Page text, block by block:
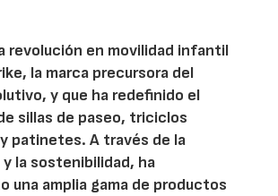
revolución en movilidad infantil
la marca precursora del
y que ha redefinido el
sillas de paseo, triciclos
patinetes. A través de la
la sostenibilidad, ha
una amplia gama de productos